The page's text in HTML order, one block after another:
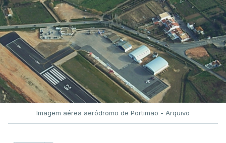
Imagem aérea aeródromo de Portimão - Arquivo